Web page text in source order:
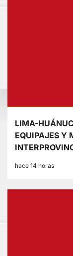
LIMA-
EQUIPAJES Y
hace 14 horas